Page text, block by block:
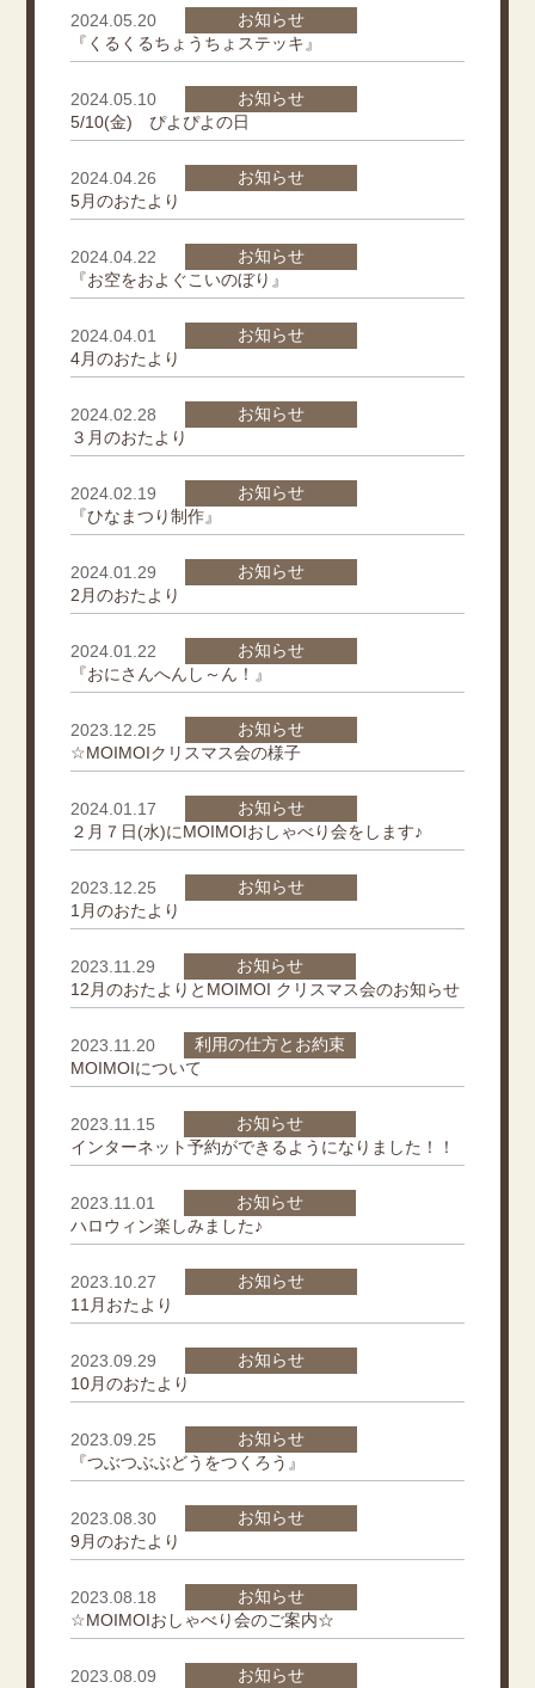
2024.05.20
お知らせ
『くるくるちょうちょステッキ』
2024.05.10
お知らせ
5/10(金) ぴよぴよの日
2024.04.26
お知らせ
5月のおたより
2024.04.22
お知らせ
『お空をおよぐこいのぼり』
2024.04.01
お知らせ
4月のおたより
2024.02.28
お知らせ
３月のおたより
2024.02.19
お知らせ
『ひなまつり制作』
2024.01.29
お知らせ
2月のおたより
2024.01.22
お知らせ
『おにさんへんし～ん！』
2023.12.25
お知らせ
☆MOIMOIクリスマス会の様子
2024.01.17
お知らせ
２月７日(水)にMOIMOIおしゃべり会をします♪
2023.12.25
お知らせ
1月のおたより
2023.11.29
お知らせ
12月のおたよりとMOIMOI クリスマス会のお知らせ
2023.11.20
利用の仕方とお約束
MOIMOIについて
2023.11.15
お知らせ
インターネット予約ができるようになりました！！
2023.11.01
お知らせ
ハロウィン楽しみました♪
2023.10.27
お知らせ
11月おたより
2023.09.29
お知らせ
10月のおたより
2023.09.25
お知らせ
『つぶつぶぶどうをつくろう』
2023.08.30
お知らせ
9月のおたより
2023.08.18
お知らせ
☆MOIMOIおしゃべり会のご案内☆
2023.08.09
お知らせ